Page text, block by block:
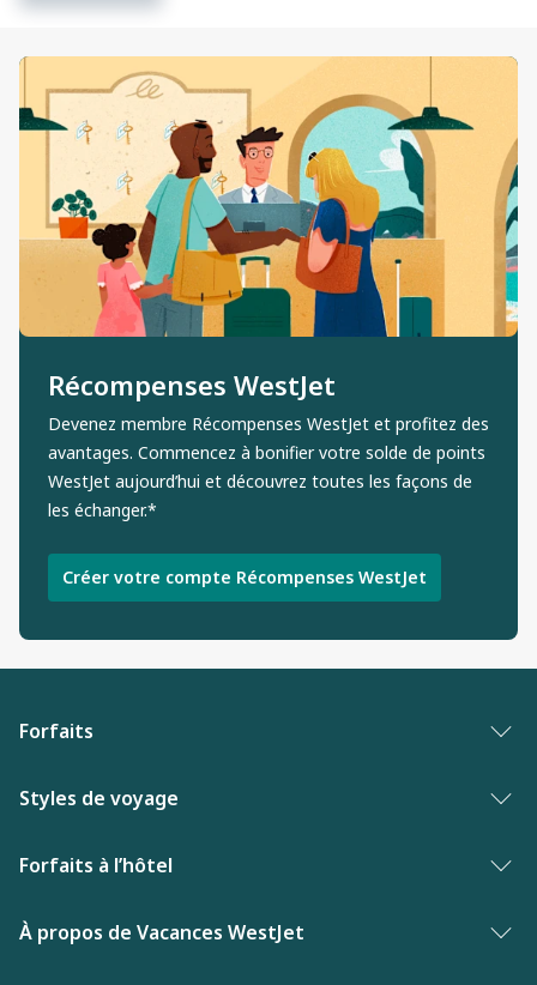
Récompenses WestJet
Devenez membre Récompenses WestJet et profitez des
avantages. Commencez à bonifier votre solde de points
WestJet aujourd’hui et découvrez toutes les façons de
les échanger.*
Créer votre compte Récompenses WestJet
Forfaits
Forfaits vacances
Styles de voyage
Vacances entre adultes
Hôtels de luxe
Forfaits à l’hôtel
Hôtels aux Bahamas
À propos de Vacances WestJet